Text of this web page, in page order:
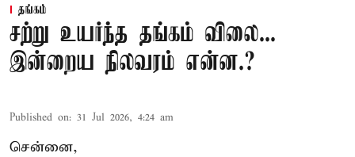
தங்கம்
சற்று உயர்ந்த தங்கம் விலை...
இன்றைய நிலவரம் என்ன.?
Published on: 31 Jul 2026, 4:24 am
சென்னை,